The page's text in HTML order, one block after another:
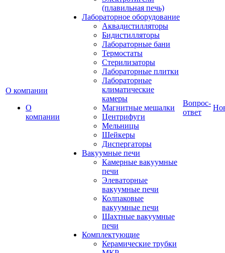
О компании
О
компании
(плавильная печь)
Лабораторное оборудование
Аквадистилляторы
Бидистилляторы
Лабораторные бани
Термостаты
Стерилизаторы
Лабораторные плитки
Лабораторные
климатические
камеры
Магнитные мешалки
Центрифуги
Мельницы
Шейкеры
Диспергаторы
Вакуумные печи
Камерные вакуумные
печи
Элеваторные
вакуумные печи
Колпаковые
вакуумные печи
Шахтные вакуумные
печи
Комплектующие
Керамические трубки
Вопрос-
ответ